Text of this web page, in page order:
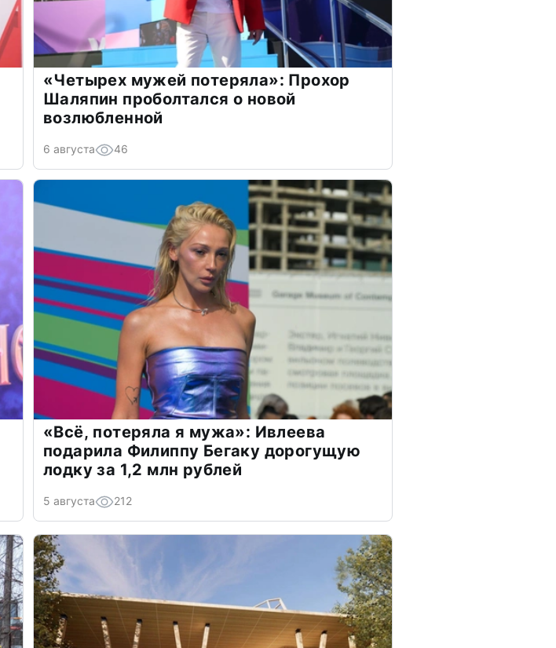
«Четырех мужей потеряла»: Прохор
Шаляпин проболтался о новой
возлюбленной
6 августа 46
«Всё, потеряла я мужа»: Ивлеева
подарила Филиппу Бегаку дорогущую
лодку за 1,2 млн рублей
5 августа 212